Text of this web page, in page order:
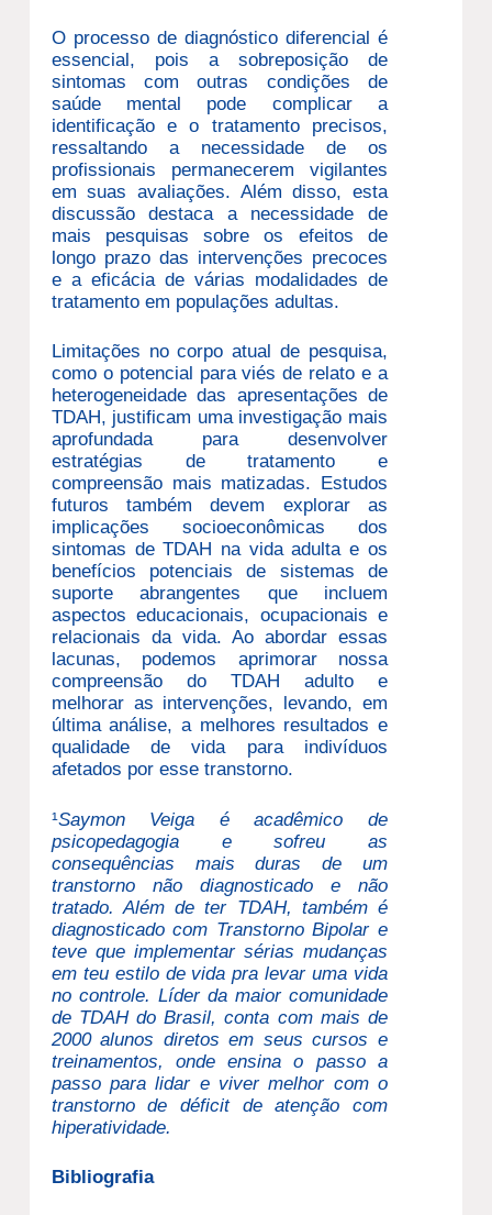
O processo de diagnóstico diferencial é
essencial, pois a sobreposição de
sintomas com outras condições de
saúde mental pode complicar a
identificação e o tratamento precisos,
ressaltando a necessidade de os
profissionais permanecerem vigilantes
em suas avaliações. Além disso, esta
discussão destaca a necessidade de
mais pesquisas sobre os efeitos de
longo prazo das intervenções precoces
e a eficácia de várias modalidades de
tratamento em populações adultas.
Limitações no corpo atual de pesquisa,
como o potencial para viés de relato e a
heterogeneidade das apresentações de
TDAH, justificam uma investigação mais
aprofundada para desenvolver
estratégias de tratamento e
compreensão mais matizadas. Estudos
futuros também devem explorar as
implicações socioeconômicas dos
sintomas de TDAH na vida adulta e os
benefícios potenciais de sistemas de
suporte abrangentes que incluem
aspectos educacionais, ocupacionais e
relacionais da vida. Ao abordar essas
lacunas, podemos aprimorar nossa
compreensão do TDAH adulto e
melhorar as intervenções, levando, em
última análise, a melhores resultados e
qualidade de vida para indivíduos
afetados por esse transtorno.
¹Saymon Veiga é acadêmico de
psicopedagogia e sofreu as
consequências mais duras de um
transtorno não diagnosticado e não
tratado. Além de ter TDAH, também é
diagnosticado com Transtorno Bipolar e
teve que implementar sérias mudanças
em teu estilo de vida pra levar uma vida
no controle. Líder da maior comunidade
de TDAH do Brasil, conta com mais de
2000 alunos diretos em seus cursos e
treinamentos, onde ensina o passo a
passo para lidar e viver melhor com o
transtorno de déficit de atenção com
hiperatividade.
Bibliografia